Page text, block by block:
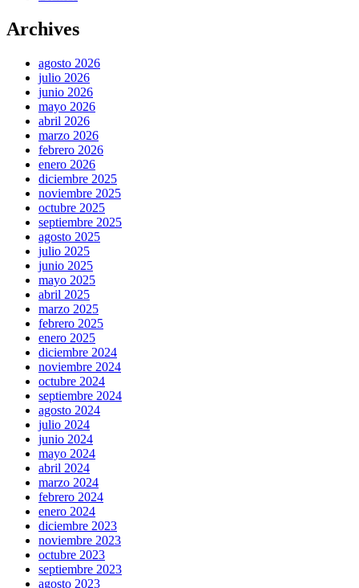
Archives
agosto 2026
julio 2026
junio 2026
mayo 2026
abril 2026
marzo 2026
febrero 2026
enero 2026
diciembre 2025
noviembre 2025
octubre 2025
septiembre 2025
agosto 2025
julio 2025
junio 2025
mayo 2025
abril 2025
marzo 2025
febrero 2025
enero 2025
diciembre 2024
noviembre 2024
octubre 2024
septiembre 2024
agosto 2024
julio 2024
junio 2024
mayo 2024
abril 2024
marzo 2024
febrero 2024
enero 2024
diciembre 2023
noviembre 2023
octubre 2023
septiembre 2023
agosto 2023